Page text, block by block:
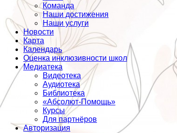
Команда
Наши достижения
Наши услуги
Новости
Карта
Календарь
Оценка инклюзивности школ
Медиатека
Видеотека
Аудиотека
Библиотека
«Абсолют-Помощь»
Курсы
Для партнёров
Авторизация